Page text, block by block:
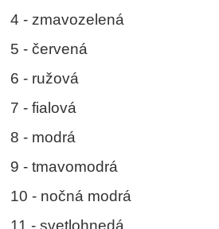
4 - zmavozelená
5 - červená
6 - ružová
7 - fialová
8 - modrá
9 - tmavomodrá
10 - nočná modrá
11 - svetlohnedá